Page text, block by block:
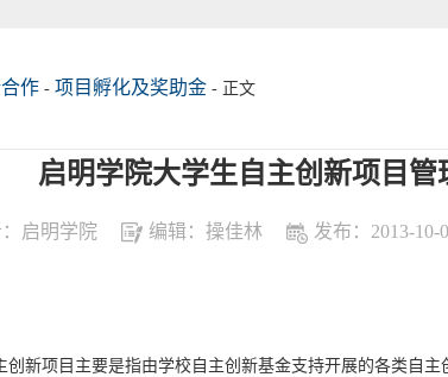
作 - 项目孵化及奖助金 - 正文
启明学院大学生自主创新项目管
启明学院 编辑：操佳林 发布：2013-10-
创新项目主要是指由学校自主创新基金支持开展的各类自